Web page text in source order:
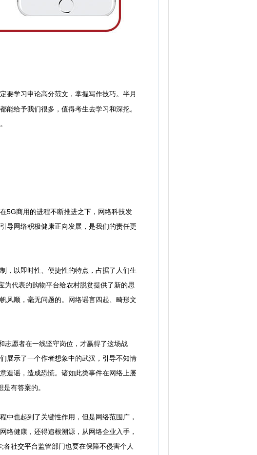
要学习申论高分范文，掌握写作技巧。半月
给予我们很多，值得考生去学习和深挖。
商用的进程不断推进之下，网络科技发
导网络积极健康正向发展，是我们的责任更
以即时性、便捷性的特点，占据了人们生
为代表的购物平台给农村脱贫提供了新的思
风顺，毫无问题的。网络谣言四起、畸形文
愿者在一线坚守岗位，才赢得了这场战
展示了一个作者想象中的武汉，引导不知情
造谣，造成恐慌。诸如此类事件在网络上屡
有答案的。
也起到了关键性作用，但是网络范围广，
络健康，还得追根溯源，从网络企业入手，
社交平台监管部门也要在保障不侵害个人